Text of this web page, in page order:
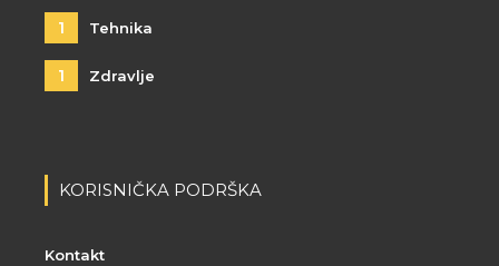
1 Tehnika
1 Zdravlje
KORISNIČKA PODRŠKA
Kontakt